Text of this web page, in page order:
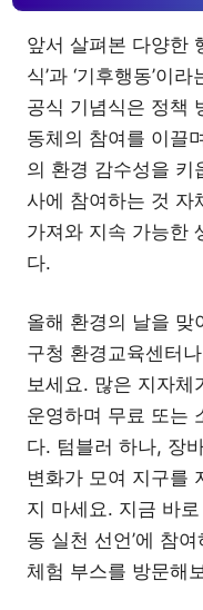
앞서 살펴본 다양한
식’과 ‘기후행동’이
공식 기념식은 정책
동체의 참여를 이끌
의 환경 감수성을 키
사에 참여하는 것 자
가져와 지속 가능한
다.
올해 환경의 날을 맞
구청 환경교육센터
보세요. 많은 지자체
운영하며 무료 또는
다. 텀블러 하나, 장
변화가 모여 지구를
지 마세요. 지금 바
동 실천 선언’에 참
체험 부스를 방문해